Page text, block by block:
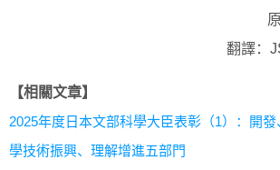
翻譯：
【相關文章】
2025年度日本文部科學大臣表彰（1）：開
學技術振興、理解增進五部門